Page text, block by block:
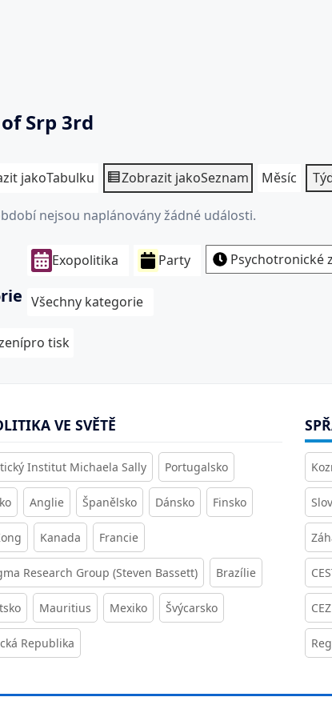
Srp 3rd
jakoTabulku Zobrazit jakoSeznam Měsíc
nejsou naplánovány žádné události.
Exopolitika Party Psychotronické
Všechny kategorie
pro tisk
VE SVĚTĚ
Institut Michaela Sally Portugalsko
Anglie Španělsko Dánsko Finsko
Kanada Francie
Research Group (Steven Bassett) Brazílie
Mauritius Mexiko Švýcarsko
Republika